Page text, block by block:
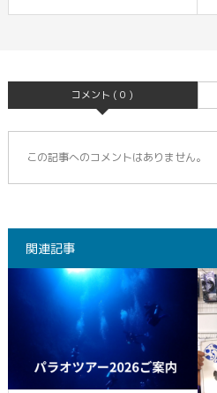
コメント ( 0 )
この記事へのコメントはありません。
関連記事